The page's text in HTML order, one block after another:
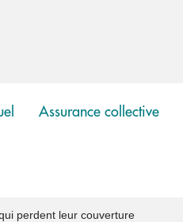
Assurance collective
perdent leur couverture